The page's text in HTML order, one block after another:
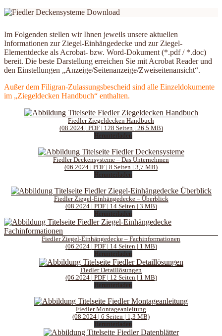
Im Folgenden stellen wir Ihnen jeweils unsere aktuellen
Informationen zur Ziegel-Einhängedecke und zur Ziegel-
Elementdecke als Acrobat- bzw. Word-Dokument (*.pdf / *.doc)
bereit. Die beste Darstellung erreichen Sie mit Acrobat Reader und
den Einstellungen „Anzeige/Seitenanzeige/Zweiseitenansicht“.
Außer dem Filigran-Zulassungsbescheid sind alle Einzeldokumente
im „Ziegeldecken Handbuch“ enthalten.
Fiedler Ziegeldecken Handbuch
(08.2024 | PDF | 128 Seiten | 26,5 MB)
Herunterladen
Fiedler Deckensysteme – Das Unternehmen
(06.2024 | PDF | 8 Seiten | 3,7 MB)
Herunterladen
Fiedler Ziegel-Einhängedecke – Überblick
(08.2024 | PDF | 14 Seiten | 3 MB)
Herunterladen
Fiedler Ziegel-Einhängedecke – Fachinformationen
(06.2024 | PDF | 14 Seiten | 1 MB)
Herunterladen
Fiedler Detaillösungen
(06.2024 | PDF | 12 Seiten | 1 MB)
Herunterladen
Fiedler Montageanleitung
(08.2024 | 6 Seiten | 1,3 MB)
Herunterladen